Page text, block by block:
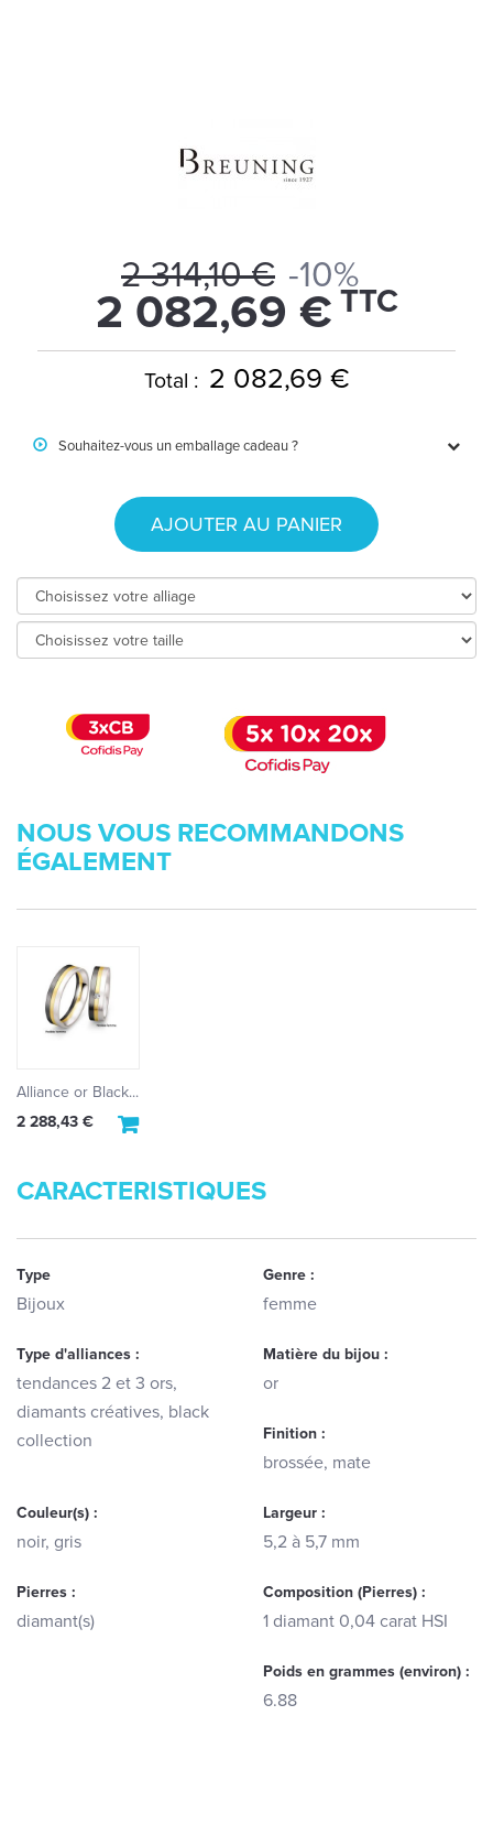
2 314,10 € -10%
2 082,69 € TTC
Total : 2 082,69 €
Souhaitez-vous un emballage cadeau ?
AJOUTER AU PANIER
NOUS VOUS RECOMMANDONS
ÉGALEMENT
Alliance or Black...
2 288,43 €
CARACTERISTIQUES
Type
Bijoux
Genre :
femme
Type d'alliances :
tendances 2 et 3 ors,
diamants créatives, black
collection
Matière du bijou :
or
Finition :
brossée, mate
Couleur(s) :
noir, gris
Largeur :
5,2 à 5,7 mm
Pierres :
diamant(s)
Composition (Pierres) :
1 diamant 0,04 carat HSI
Poids en grammes (environ) :
6.88